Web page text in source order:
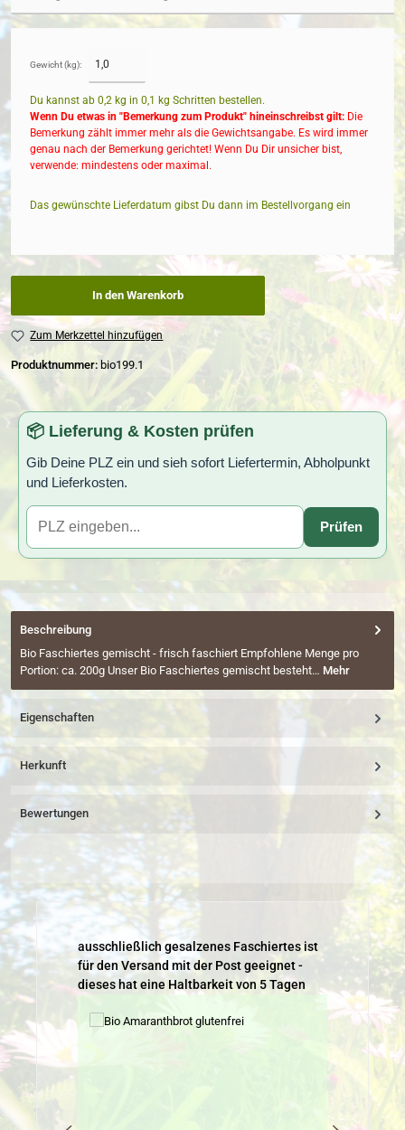
Gewicht (kg):
Du kannst ab 0,2 kg in 0,1 kg Schritten bestellen.
Wenn Du etwas in "Bemerkung zum Produkt" hineinschreibst gilt: Die
Bemerkung zählt immer mehr als die Gewichtsangabe. Es wird immer
genau nach der Bemerkung gerichtet! Wenn Du Dir unsicher bist,
verwende: mindestens oder maximal.
Das gewünschte Lieferdatum gibst Du dann im Bestellvorgang ein
In den Warenkorb
Zum Merkzettel hinzufügen
Produktnummer: bio199.1
📦 Lieferung & Kosten prüfen
Gib Deine PLZ ein und sieh sofort Liefertermin, Abholpunkt
und Lieferkosten.
Prüfen
Beschreibung
Bio Faschiertes gemischt - frisch faschiert Empfohlene Menge pro
Portion: ca. 200g Unser Bio Faschiertes gemischt besteht… Mehr
Eigenschaften
Herkunft
Bewertungen
Produktgalerie überspringen
ausschließlich gesalzenes Faschiertes ist
für den Versand mit der Post geeignet -
dieses hat eine Haltbarkeit von 5 Tagen